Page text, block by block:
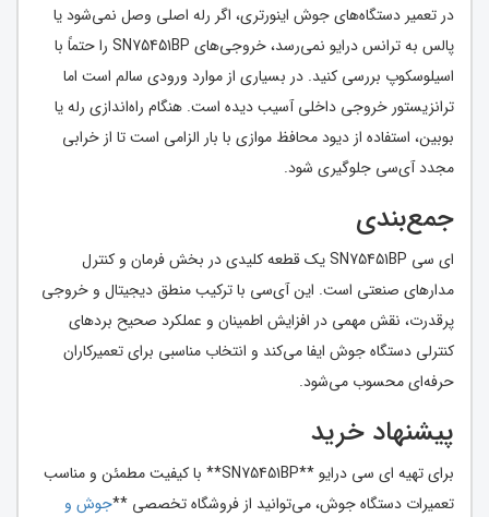
در تعمیر دستگاه‌های جوش اینورتری، اگر رله اصلی وصل نمی‌شود یا
پالس به ترانس درایو نمی‌رسد، خروجی‌های SN75451BP را حتماً با
اسیلوسکوپ بررسی کنید. در بسیاری از موارد ورودی سالم است اما
ترانزیستور خروجی داخلی آسیب دیده است. هنگام راه‌اندازی رله یا
بوبین، استفاده از دیود محافظ موازی با بار الزامی است تا از خرابی
مجدد آی‌سی جلوگیری شود.
جمع‌بندی
ای سی SN75451BP یک قطعه کلیدی در بخش فرمان و کنترل
مدارهای صنعتی است. این آی‌سی با ترکیب منطق دیجیتال و خروجی
پرقدرت، نقش مهمی در افزایش اطمینان و عملکرد صحیح بردهای
کنترلی دستگاه جوش ایفا می‌کند و انتخاب مناسبی برای تعمیرکاران
حرفه‌ای محسوب می‌شود.
پیشنهاد خرید
برای تهیه ای سی درایو **SN75451BP** با کیفیت مطمئن و مناسب
تعمیرات دستگاه جوش، می‌توانید از فروشگاه تخصصی **جوش و